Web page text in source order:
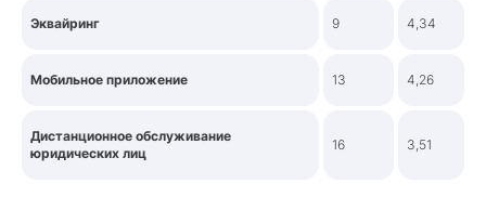
Эквайринг 9 4,34
Мобильное приложение 13 4,26
Дистанционное обслуживание
юридических лиц
16 3,51